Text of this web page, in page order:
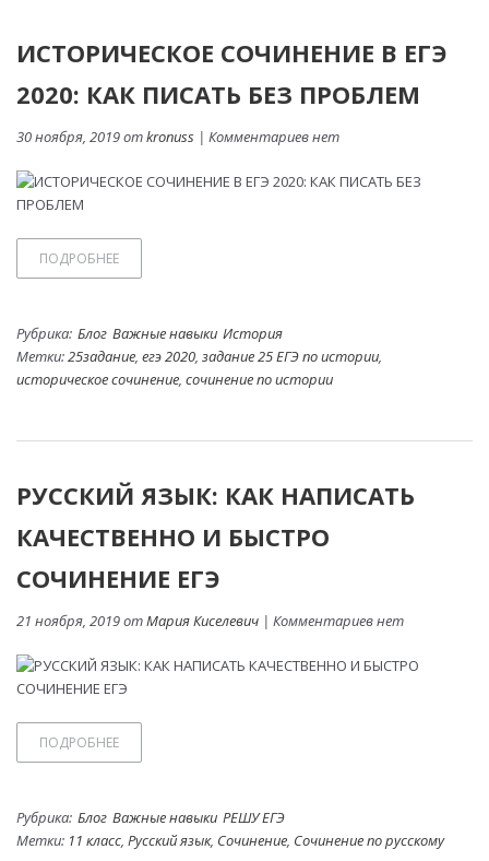
ИСТОРИЧЕСКОЕ СОЧИНЕНИЕ В ЕГЭ
2020: КАК ПИСАТЬ БЕЗ ПРОБЛЕМ
30 ноября, 2019 отkronuss | Комментариев нет
ПОДРОБНЕЕ
Рубрика: Блог Важные навыки История
Метки:25задание, егэ 2020, задание 25 ЕГЭ по истории,
историческое сочинение, сочинение по истории
РУССКИЙ ЯЗЫК: КАК НАПИСАТЬ
КАЧЕСТВЕННО И БЫСТРО
СОЧИНЕНИЕ ЕГЭ
21 ноября, 2019 отМария Киселевич | Комментариев нет
ПОДРОБНЕЕ
Рубрика: Блог Важные навыки РЕШУ ЕГЭ
Метки: 11 класс, Русский язык, Сочинение, Сочинение по русскому